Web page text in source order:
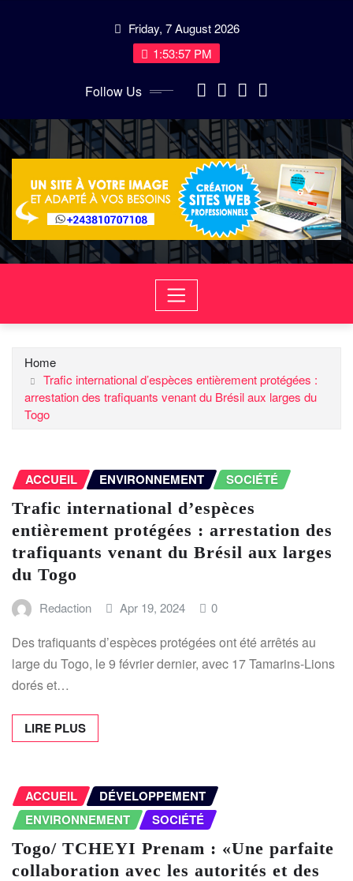
Friday, 7 August 2026
1:53:57 PM
Follow Us
Home
Trafic international d’espèces entièrement protégées :
arrestation des trafiquants venant du Brésil aux larges du
Togo
ACCUEIL ENVIRONNEMENT SOCIÉTÉ
Trafic international d’espèces
entièrement protégées : arrestation des
trafiquants venant du Brésil aux larges
du Togo
Redaction Apr 19, 2024 0
Des trafiquants d’espèces protégées ont été arrêtés au
large du Togo, le 9 février dernier, avec 17 Tamarins-Lions
dorés et…
LIRE PLUS
ACCUEIL
DÉVELOPPEMENT
ENVIRONNEMENT
SOCIÉTÉ
Togo/ TCHEYI Prenam : «Une parfaite
collaboration avec les autorités et des